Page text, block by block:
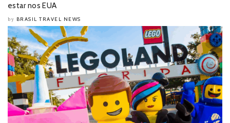
estar nos EUA
by BRASIL TRAVEL NEWS